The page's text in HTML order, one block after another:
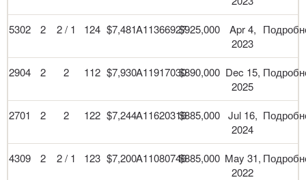
5302 2 2 / 1 124 $7,481A11366927$925,000
Apr 4,
2023
2904 2 2 112 $7,930A11917030$890,000 Dec 15,
2025
2701 2 2 122 $7,244A11620316$885,000 Jul 16,
2024
4309 2 2 / 1 123 $7,200A11080746$885,000 May 31,
2022